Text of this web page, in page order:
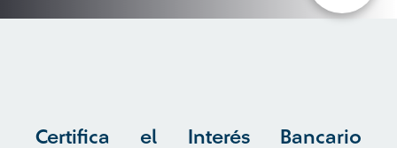
Certifica el Interés Bancario